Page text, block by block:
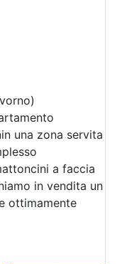
una zona servita
a faccia
in vendita un
ottimamente